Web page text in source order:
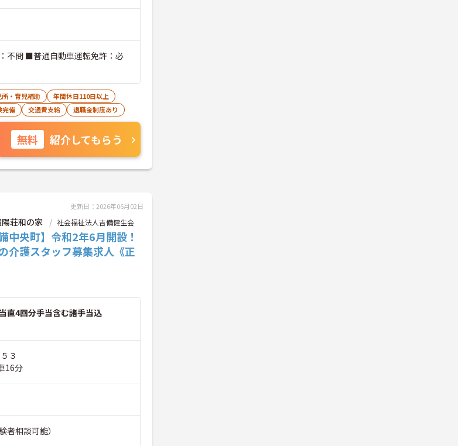
不問 ■普通自動車運転免許：必
所・育児補助
年間休日110日以上
完備 交通費支給 退職金制度あり
無料 紹介してもらう
更新日：2026年06月02日
荘和の家 社会福祉法人吉備健生会
中央町】令和2年6月開設！
介護スタッフ募集求人《正
4回分手当含む諸手当込
３
16分
相談可能）